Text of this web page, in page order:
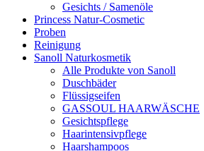
Gesichts / Samenöle
Princess Natur-Cosmetic
Proben
Reinigung
Sanoll Naturkosmetik
Alle Produkte von Sanoll
Duschbäder
Flüssigseifen
GASSOUL HAARWÄSCHE
Gesichtspflege
Haarintensivpflege
Haarshampoos